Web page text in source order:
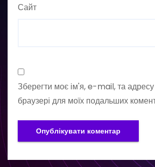
Сайт
Зберегти моє ім'я, e-mail, та
браузері для моїх подальших